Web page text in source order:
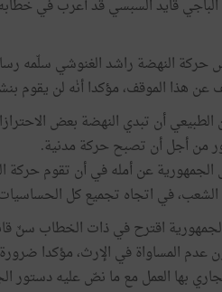
قايد السبسي قد أعرب في
حركة النهضة راشد الغنوشي سلّمه
هذا الموقف، مؤكدا أنٰه لن يقوم
الطبيعي أن تبدي النهضة بعض
من أجل أن تصبح حركة مدنية.
عن أمله في أن تقوم حركة
في اتجاه تجميع كل
اقترح في ذات الخطاب سنّ
عدم المساواة في الإرث، مؤكدا
بها العمل مع ما نصّ عليه دستور